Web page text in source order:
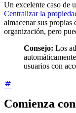
Un excelente caso de
Centralizar la
almacenar sus propias
organización, pero
Consejo: Los
usuarios con
Comienza